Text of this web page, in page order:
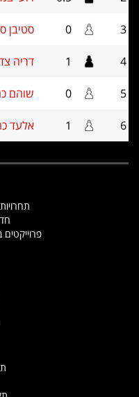
3
0 סטיבן
4
1 דריה
5
0 שוהם
6
1 אלעד